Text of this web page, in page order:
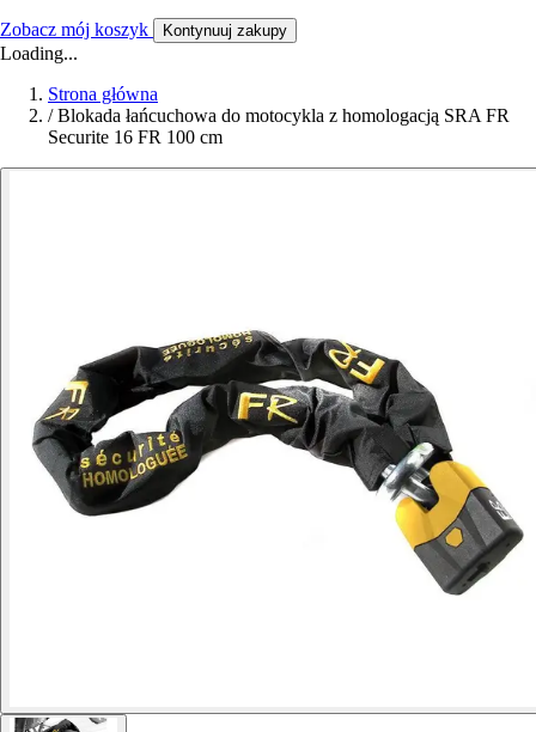
Zobacz mój koszyk Kontynuuj zakupy
Loading...
Strona główna
/ Blokada łańcuchowa do motocykla z homologacją SRA FR
Securite 16 FR 100 cm